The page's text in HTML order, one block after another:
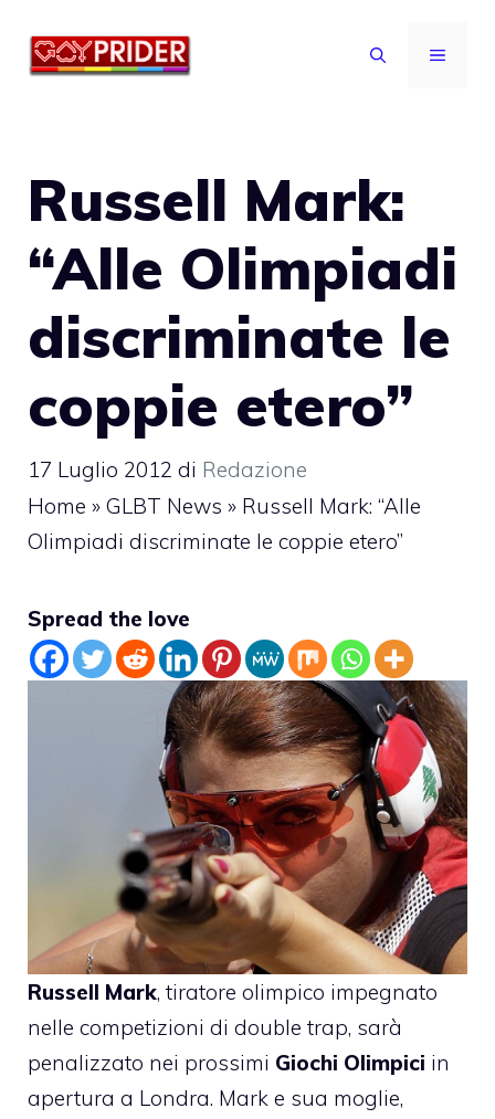
MENU
Russell Mark:
“Alle Olimpiadi
discriminate le
coppie etero”
17 Luglio 2012 di Redazione
Home » GLBT News » Russell Mark: “Alle
Olimpiadi discriminate le coppie etero”
Spread the love
Russell Mark, tiratore olimpico impegnato
nelle competizioni di double trap, sarà
penalizzato nei prossimi Giochi Olimpici in
apertura a Londra. Mark e sua moglie,